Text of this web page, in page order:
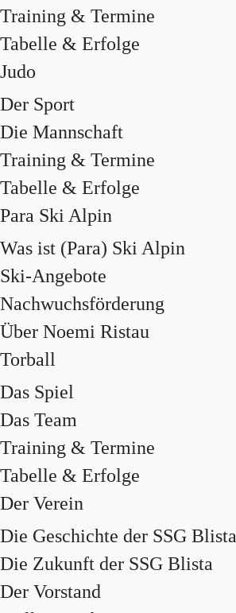
Training & Termine
Tabelle & Erfolge
Judo
Der Sport
Die Mannschaft
Training & Termine
Tabelle & Erfolge
Para Ski Alpin
Was ist (Para) Ski Alpin
Ski-Angebote
Nachwuchsförderung
Über Noemi Ristau
Torball
Das Spiel
Das Team
Training & Termine
Tabelle & Erfolge
Der Verein
Die Geschichte der SSG Blista
Die Zukunft der SSG Blista
Der Vorstand